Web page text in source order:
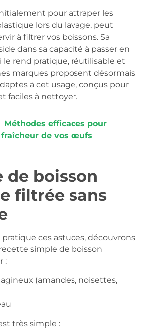
pour attraper les
lors du lavage, peut
à filtrer vos boissons. Sa
dans sa capacité à passer en
le rend pratique, réutilisable et
marques proposent désormais
à cet usage, conçus pour
faciles à nettoyer.
Méthodes efficaces pour
de vos œufs
de boisson
filtrée sans
ces astuces, découvrons
simple de boisson
:
(amandes, noisettes,
très simple :